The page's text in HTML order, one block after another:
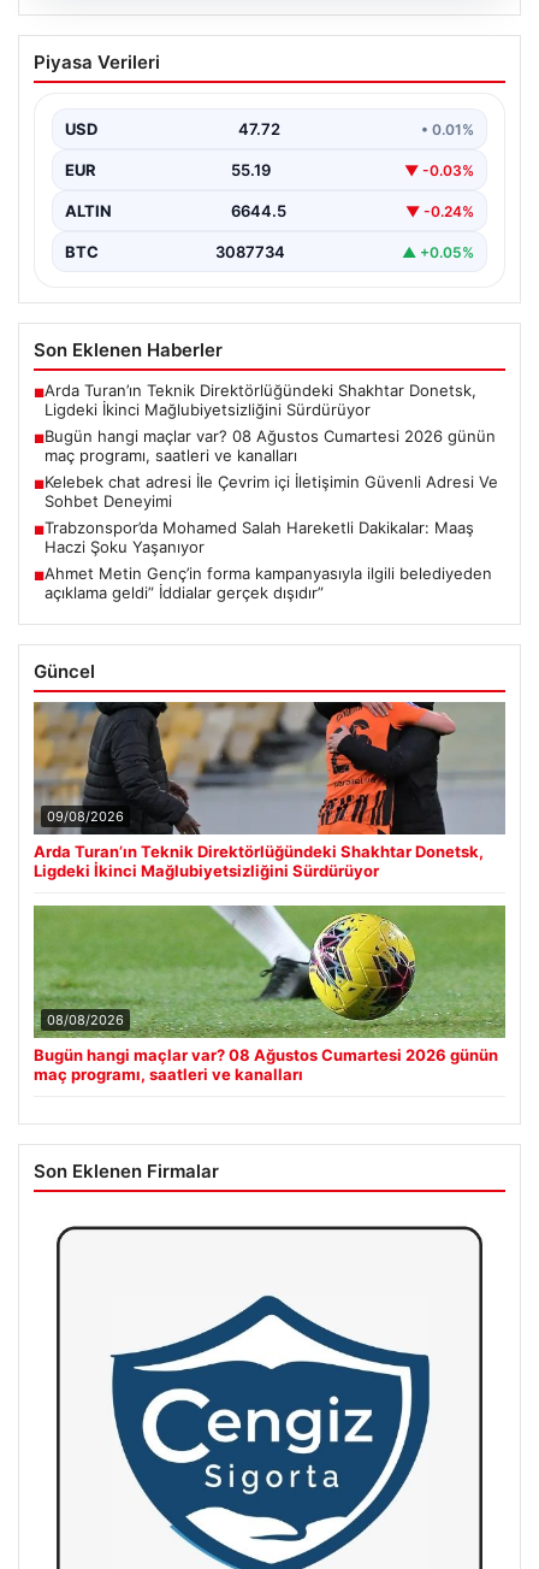
08.08.2026
Bugün hangi maçlar var? 08 Ağustos
Cumartesi 2026 günün maç programı,
Piyasa Verileri
USD 47.72 • 0.01%
EUR 55.19 ▼ -0.03%
ALTIN 6644.5 ▼ -0.24%
BTC 3087734 ▲ +0.05%
Son Eklenen Haberler
■Arda Turan’ın Teknik Direktörlüğündeki Shakhtar Donetsk,
Ligdeki İkinci Mağlubiyetsizliğini Sürdürüyor
■Bugün hangi maçlar var? 08 Ağustos Cumartesi 2026 günün
maç programı, saatleri ve kanalları
■Kelebek chat adresi İle Çevrim içi İletişimin Güvenli Adresi Ve
Sohbet Deneyimi
■Trabzonspor’da Mohamed Salah Hareketli Dakikalar: Maaş
Haczi Şoku Yaşanıyor
■Ahmet Metin Genç’in forma kampanyasıyla ilgili belediyeden
açıklama geldi” İddialar gerçek dışıdır”
Güncel
09/08/2026
Arda Turan’ın Teknik Direktörlüğündeki Shakhtar Donetsk,
Ligdeki İkinci Mağlubiyetsizliğini Sürdürüyor
08/08/2026
Bugün hangi maçlar var? 08 Ağustos Cumartesi 2026 günün
maç programı, saatleri ve kanalları
Son Eklenen Firmalar